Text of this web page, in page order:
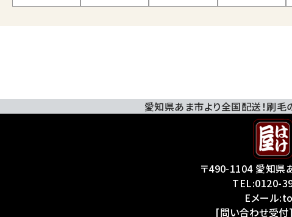
愛知県あま市より全国配送！刷毛
〒490-1104 愛知県
TEL:0120-
Eメール
[問い合わせ受付